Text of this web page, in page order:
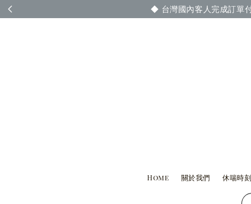
◆ 台灣國內客人完成訂單
Home 關於我們 休喘時刻